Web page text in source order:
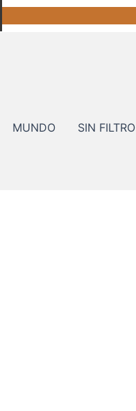
MUNDO SIN FILTRO